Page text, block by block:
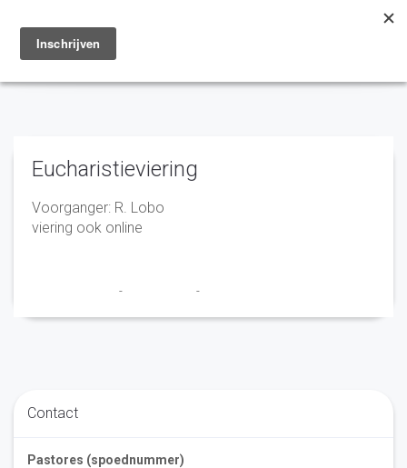
Toggle
navigation
Eucharistieviering
Voorganger: R. Lobo
viering ook online
- -
Contact
Pastores (spoednummer)